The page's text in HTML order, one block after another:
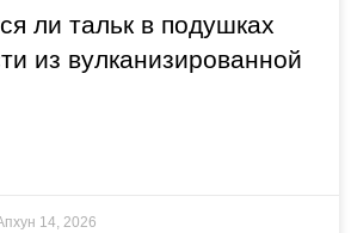
ли тальк в подушках
из вулканизированной
14, 2026